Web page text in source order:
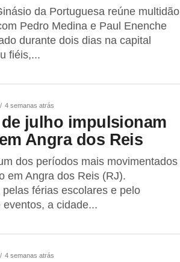
da Portuguesa reúne multidão
Pedro Medina e Paul Enenche
durante dois dias na capital
fiéis,...
4 semanas atrás
julho impulsionam
Angra dos Reis
dos períodos mais movimentados
em Angra dos Reis (RJ).
férias escolares e pelo
a cidade...
4 semanas atrás